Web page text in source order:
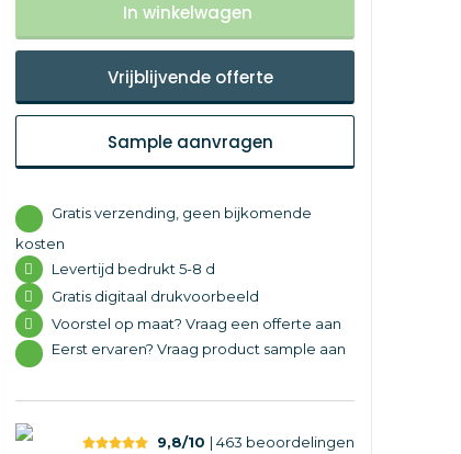
In winkelwagen
Vrijblijvende offerte
Sample aanvragen
Gratis verzending, geen bijkomende
kosten
Levertijd bedrukt 5-8 d
Gratis digitaal drukvoorbeeld
Voorstel op maat? Vraag een offerte aan
Eerst ervaren? Vraag product sample aan
9,8/10 | 463 beoordelingen